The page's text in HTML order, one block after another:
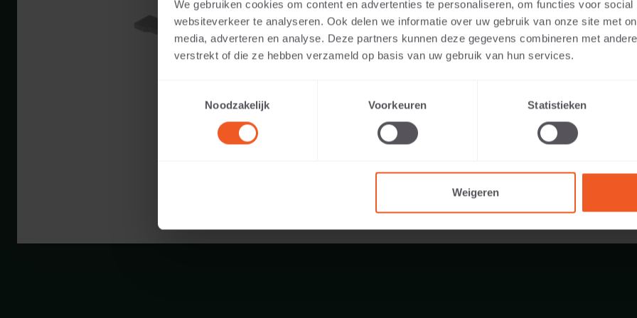
We gebruiken cookies om content en advertenties te personaliseren, om functies voor
websiteverkeer te analyseren. Ook delen we informatie over uw gebruik van onze site met
media, adverteren en analyse. Deze partners kunnen deze gegevens combineren met
verstrekt of die ze hebben verzameld op basis van uw gebruik van hun services.
Noodzakelijk
Voorkeuren Statistieken
Weigeren
Couleurs disponibles:
Utilisable pour: